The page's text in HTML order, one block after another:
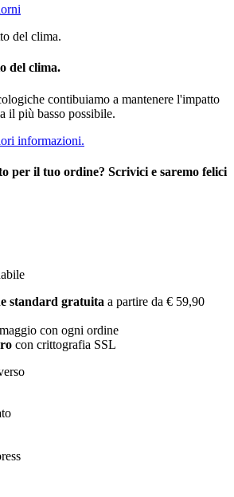
del clima.
contibuiamo a mantenere l'impatto
il più basso possibile.
informazioni.
per il tuo ordine? Scrivici e saremo felici
standard gratuita a partire da € 59,90
con ogni ordine
con crittografia SSL